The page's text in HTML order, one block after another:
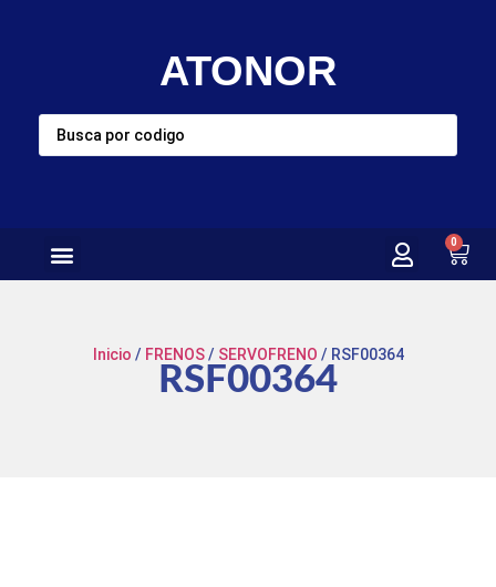
ATONOR
0
Inicio / FRENOS/ SERVOFRENO / RSF00364
RSF00364